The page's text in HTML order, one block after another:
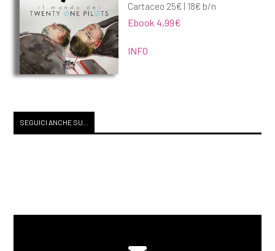
Cartaceo 25€ | 18€ b/n
Ebook 4,99€
INFO
SEGUICI ANCHE SU...